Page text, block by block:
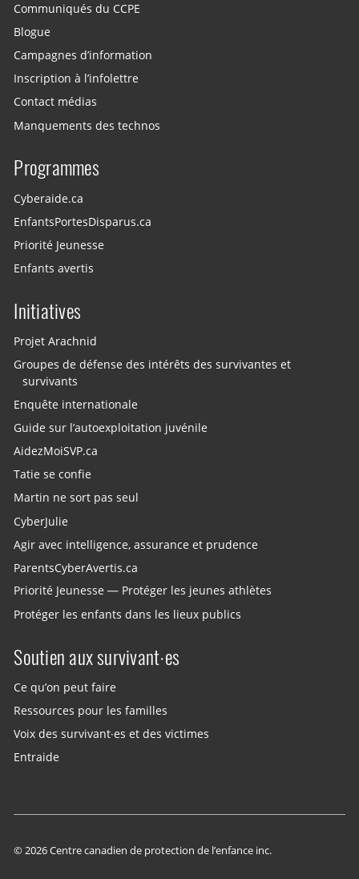
Communiqués du CCPE
Blogue
Campagnes d’information
Inscription à l’infolettre
Contact médias
Manquements des technos
Programmes
Cyberaide.ca
EnfantsPortesDisparus.ca
Priorité Jeunesse
Enfants avertis
Initiatives
Projet Arachnid
Groupes de défense des intérêts des survivantes et
survivants
Enquête internationale
Guide sur l’autoexploitation juvénile
AidezMoiSVP.ca
Tatie se confie
Martin ne sort pas seul
CyberJulie
Agir avec intelligence, assurance et prudence
ParentsCyberAvertis.ca
Priorité Jeunesse — Protéger les jeunes athlètes
Protéger les enfants dans les lieux publics
Soutien aux survivant·es
Ce qu’on peut faire
Ressources pour les familles
Voix des survivant·es et des victimes
Entraide
© 2026 Centre canadien de protection de l’enfance inc.